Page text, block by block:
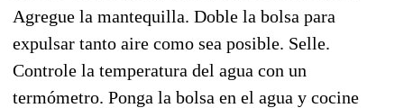
Agregue la mantequilla. Doble la bolsa para
expulsar tanto aire como sea posible. Selle.
Controle la temperatura del agua con un
termómetro. Ponga la bolsa en el agua y cocine